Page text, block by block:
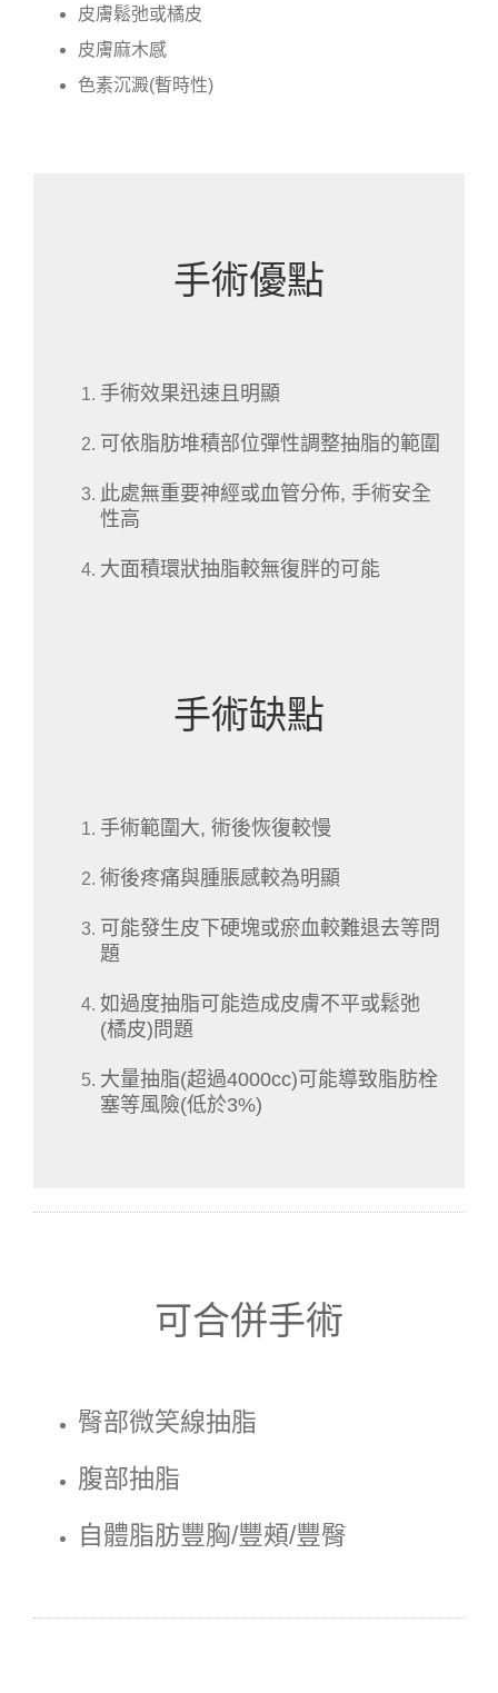
皮膚鬆弛或橘皮
皮膚麻木感
色素沉澱(暫時性)
手術優點
手術效果迅速且明顯
可依脂肪堆積部位彈性調整抽脂的範圍
此處無重要神經或血管分佈, 手術安全
性高
大面積環狀抽脂較無復胖的可能
手術缺點
手術範圍大, 術後恢復較慢
術後疼痛與腫脹感較為明顯
可能發生皮下硬塊或瘀血較難退去等問
題
如過度抽脂可能造成皮膚不平或鬆弛
(橘皮)問題
大量抽脂(超過4000cc)可能導致脂肪栓
塞等風險(低於3%)
可合併手術
臀部微笑線抽脂
腹部抽脂
自體脂肪豐胸/豐頰/豐臀